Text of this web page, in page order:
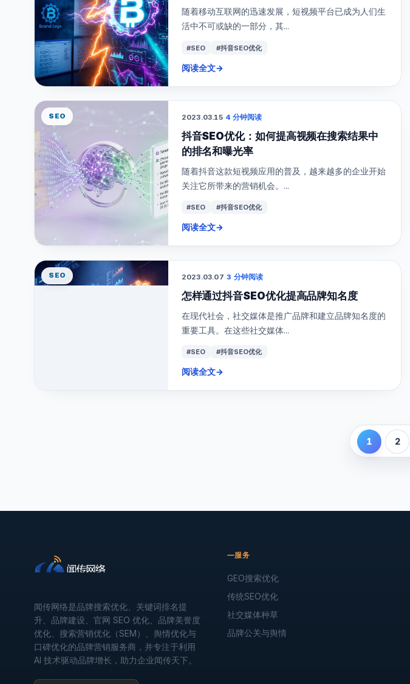
随着移动互联网的迅速发展，短视频平台已成为人们生
活中不可或缺的一部分，其...
#SEO #抖音SEO优化
阅读全文→
SEO 2023.03.15·4 分钟阅读
抖音SEO优化：如何提高视频在搜索结果中
的排名和曝光率
随着抖音这款短视频应用的普及，越来越多的企业开始
关注它所带来的营销机会。...
#SEO #抖音SEO优化
阅读全文→
SEO 2023.03.07·3 分钟阅读
怎样通过抖音SEO优化提高品牌知名度
在现代社会，社交媒体是推广品牌和建立品牌知名度的
重要工具。在这些社交媒体...
#SEO #抖音SEO优化
阅读全文→
1 2
闻传网络是品牌搜索优化、关键词排名提
升、品牌建设、官网 SEO 优化、品牌美誉度
优化、搜索营销优化（SEM）、舆情优化与
口碑优化的品牌营销服务商，并专注于利用
AI 技术驱动品牌增长，助力企业闻传天下。
服务
GEO搜索优化
传统SEO优化
社交媒体种草
品牌公关与舆情